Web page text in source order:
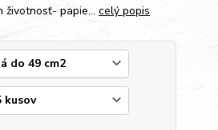
životnosť- papie... celý popis